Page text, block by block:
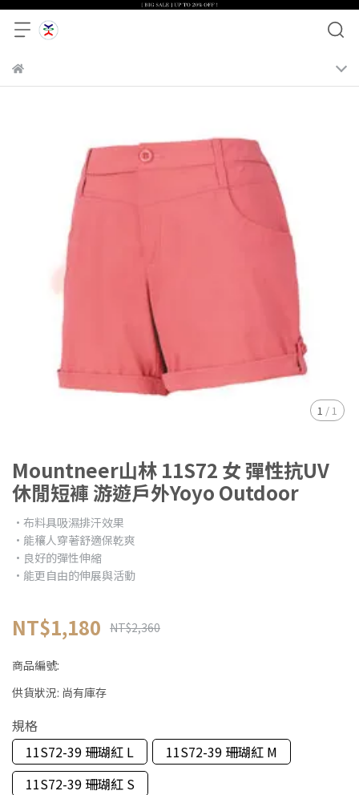
1 /1
Mountneer山林 11S72 女 彈性抗UV
休閒短褲 游遊戶外Yoyo Outdoor
•布料具吸濕排汗效果
•能穰人穿著舒適保乾爽
•良好的彈性伸縮
•能更自由的伸展與活動
NT$1,180 NT$2,360
商品編號:
供貨狀況: 尚有庫存
規格
11S72-39 珊瑚紅 L
11S72-39 珊瑚紅 M
11S72-39 珊瑚紅 S